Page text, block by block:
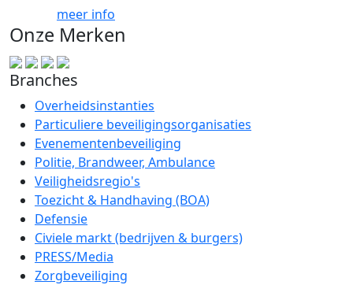
meer info
Onze Merken
Branches
Overheidsinstanties
Particuliere beveiligingsorganisaties
Evenementenbeveiliging
Politie, Brandweer, Ambulance
Veiligheidsregio's
Toezicht & Handhaving (BOA)
Defensie
Civiele markt (bedrijven & burgers)
PRESS/Media
Zorgbeveiliging